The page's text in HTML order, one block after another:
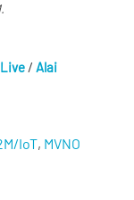
/ Alai
IoT, MVNO